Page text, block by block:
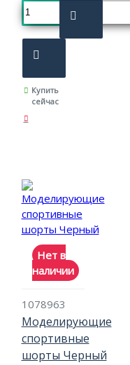
Купить
сейчас
Нет в
наличии
1078963
Моделирующие
спортивные
шорты Черный